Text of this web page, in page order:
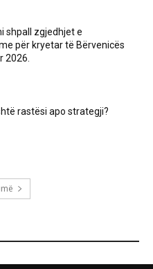
shpall zgjedhjet e
për kryetar të Bërvenicës
2026.
rastësi apo strategji?